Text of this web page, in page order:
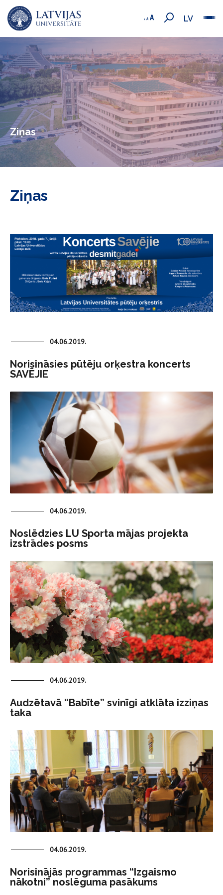
LV
Ziņas
Ziņas
04.06.2019.
Norisināsies pūtēju orķestra koncerts
SAVĒJIE
04.06.2019.
Noslēdzies LU Sporta mājas projekta
izstrādes posms
04.06.2019.
Audzētavā “Babīte” svinīgi atklāta izziņas
taka
04.06.2019.
Norisinājās programmas “Izgaismo
nākotni” noslēguma pasākums